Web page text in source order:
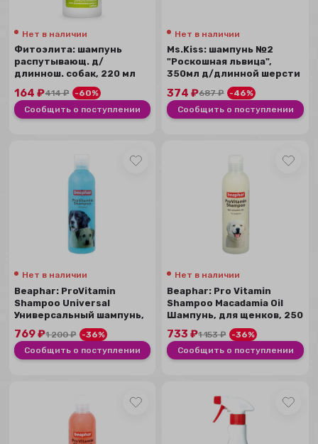
Нет в наличии
Фитоэлита: шампунь
распутывающ. д/
длиннош. собак, 220 мл
164₽414₽
-60%
Сообщить о поступлении
Нет в наличии
Ms.Kiss: шампунь №2
"Роскошная львица",
350мл д/длинной шерсти
374₽687₽
-46%
Сообщить о поступлении
Нет в наличии
Beaphar: ProVitamin
Shampoo Universal
Универсальный шампунь,
для собак, 250 мл
769₽1 200₽
-36%
Сообщить о поступлении
Нет в наличии
Beaphar: Pro Vitamin
Shampoo Macadamia Oil
Шампунь, для щенков, 250
733₽1 153₽
-36%
Сообщить о поступлении